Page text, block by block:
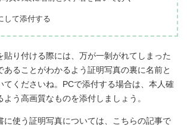
して添付する
貼り付ける際には、万が一剝がれてしまった
あることがわかるよう証明写真の裏に名前と
てくださいね。PCで添付する場合は、本人確
う高画質なものを添付しましょう。
に使う証明写真については、こちらの記事で